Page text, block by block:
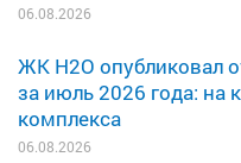
06.08.2026
ЖК H2O опубликовал
за июль 2026 года: на
комплекса
06.08.2026